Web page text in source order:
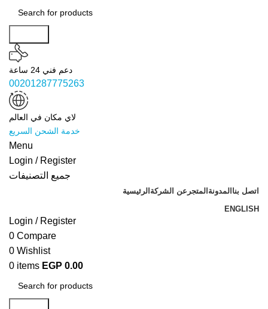
دعم فني 24 ساعة
00201287775263
لاي مكان في العالم
خدمة الشحن السريع
Menu
Login / Register
جميع التصنيفات
الرئيسية عن الشركة المتجر المدونة اتصل بنا
ENGLISH
Login / Register
0 Compare
0 Wishlist
0 items EGP 0.00